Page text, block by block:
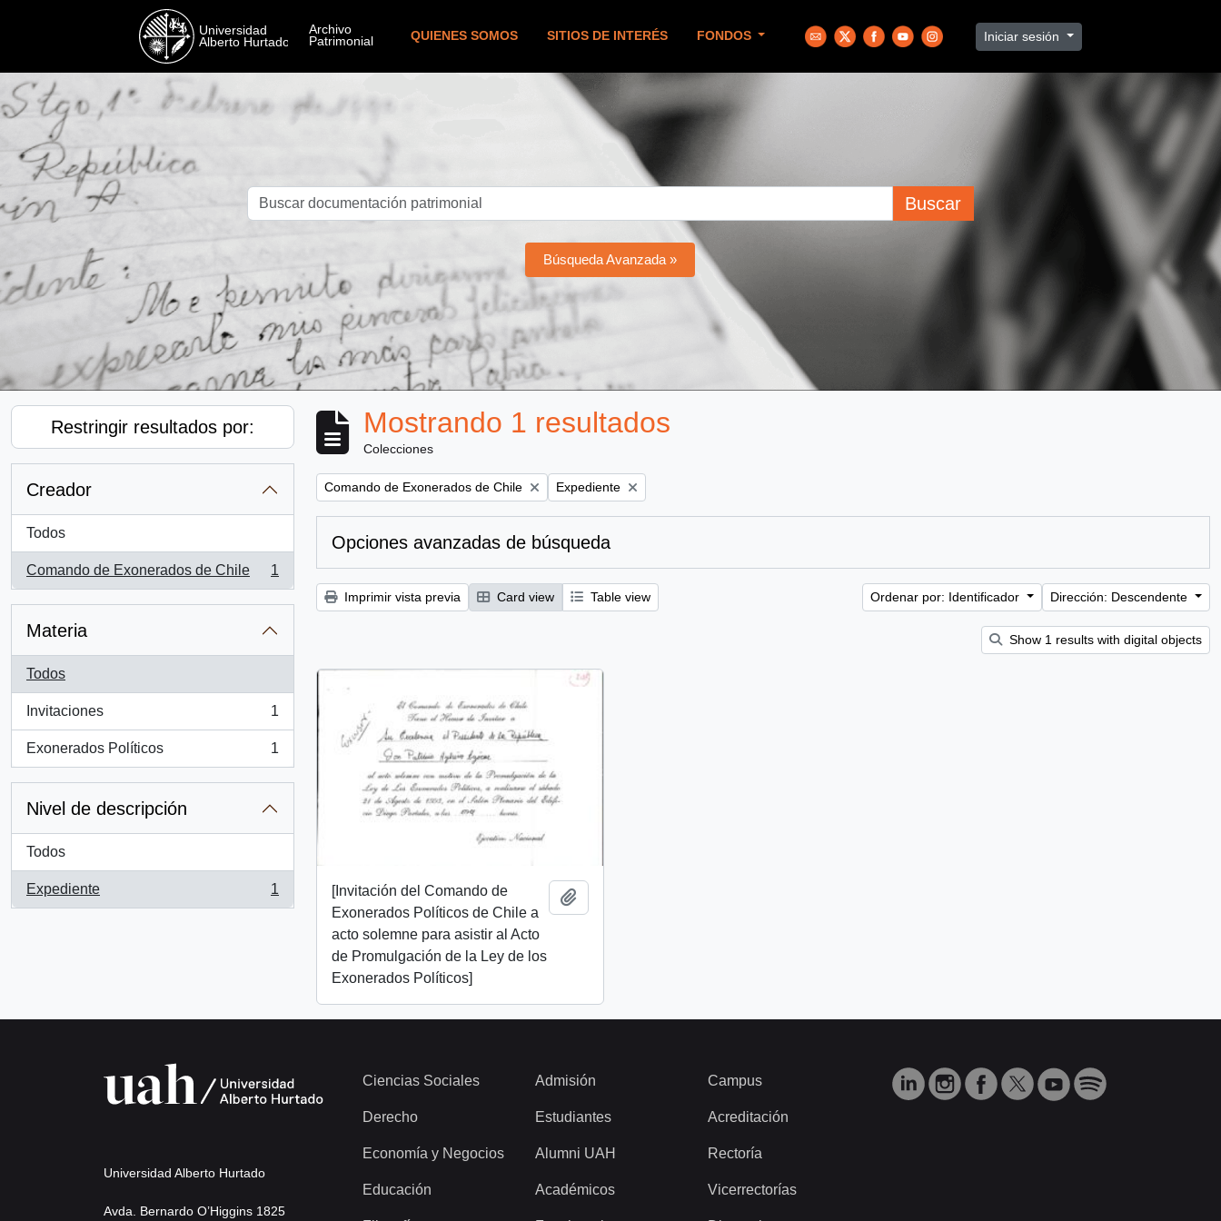
QUIENES SOMOS SITIOS DE INTERÉS FONDOS Iniciar sesión
Buscar
Búsqueda Avanzada »
Restringir resultados por:
Creador
Todos
Comando de Exonerados de Chile
, 1 resultados
1
Materia
Todos
Invitaciones
, 1 resultados
1
Exonerados Políticos
, 1 resultados
1
Nivel de descripción
Todos
Expediente
, 1 resultados
1
Mostrando 1 resultados
Colecciones
Remove filter:
Comando de Exonerados de Chile Remove filter:
Expediente
Opciones avanzadas de búsqueda
Imprimir vista previa Card view Table view Ordenar por: Identificador Dirección: Descendente
Show 1 results with digital objects
[Invitación del Comando de
Exonerados Políticos de Chile a
acto solemne para asistir al Acto
de Promulgación de la Ley de los
Exonerados Políticos]
Universidad Alberto Hurtado
Avda. Bernardo O’Higgins 1825
Ciencias Sociales
Derecho
Economía y Negocios
Educación
Admisión
Estudiantes
Alumni UAH
Académicos
Campus
Acreditación
Rectoría
Vicerrectorías